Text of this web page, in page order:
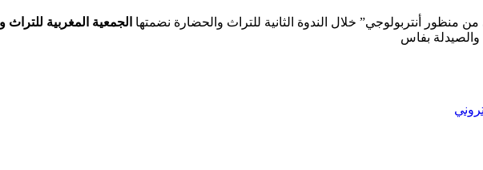
أنتربولوجي” خلال الندوة الثانية للتراث والحضارة نضمتها الجمعية المغربية للتراث